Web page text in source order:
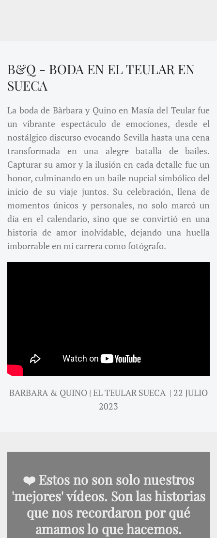
B&Q - BODA EN EL TEULAR EN
SUECA
La boda de Bàrbara y Quino en Masía del Teular fue
un vibrante espectáculo de emociones, desde el
nostálgico discurso evocando Sevilla hasta una cena
transformada en una alegre batalla de bailes.
Capturar su amor y la ilusión en cada detalle fue un
honor, culminando en un baile nupcial simbólico del
inicio de su viaje juntos. Su celebración, llena de
momentos únicos y personales, no solo marcó un
día en el calendario, sino que se convirtió en una
historia de amor inolvidable, dejando una huella
imborrable en mi carrera como fotógrafo.
BARBARA & QUINO | EL TEULAR SUECA | 22 JULIO
2023
❤️ Estos no son solo nuestros
'mejores' vídeos. Son las historias
que nos recordaron por qué
amamos lo que hacemos.